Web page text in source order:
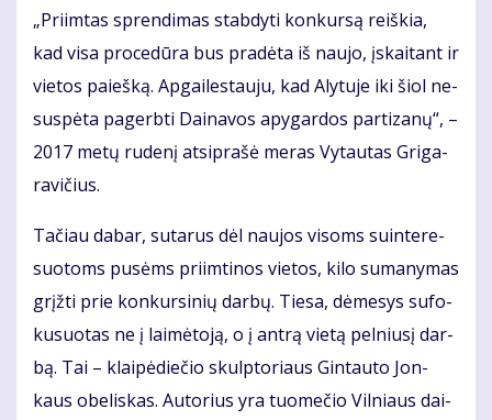
„Pri­im­tas spren­di­mas stab­dy­ti kon­kur­są reiš­kia,
kad vi­sa pro­ce­dū­ra bus pra­dė­ta iš nau­jo, įskai­tant ir
vie­tos pa­ieš­ką. Ap­gai­les­tau­ju, kad Aly­tu­je iki šiol ne­
su­spė­ta pa­gerb­ti Dai­na­vos apy­gar­dos par­ti­za­nų“, –
2017 me­tų ru­de­nį at­si­pra­šė me­ras Vy­tau­tas Gri­ga­
ra­vi­čius.
Ta­čiau da­bar, su­ta­rus dėl nau­jos vi­soms su­in­te­re­
suo­toms pu­sėms pri­im­ti­nos vie­tos, ki­lo su­ma­ny­mas
grįž­ti prie kon­kur­si­nių dar­bų. Tie­sa, dė­me­sys su­fo­
ku­suo­tas ne į lai­mė­to­ją, o į an­trą vie­tą pel­niu­sį dar­
bą. Tai – klai­pė­die­čio skulp­to­riaus Gin­tau­to Jon­
kaus obe­lis­kas. Au­to­rius yra tuo­me­čio Vil­niaus dai­